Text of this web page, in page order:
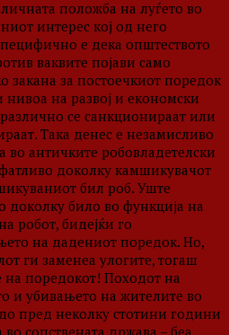
положба на луѓето во
интерес кој од него
е дека општеството
ваквите појави само
закана за постоечкиот поредок
на развој и економски
се санкционираат или
Така денес е незамисливо
во античките робовладетелски
доколку камшикувачот
бил роб. Уште
доколку било во функција на
робот, бидејќи го
на дадениот поредок. Но,
ги заменеа улогите, тогаш
поредокот! Походот на
и убивањето на жителите во
пред неколку стотини години